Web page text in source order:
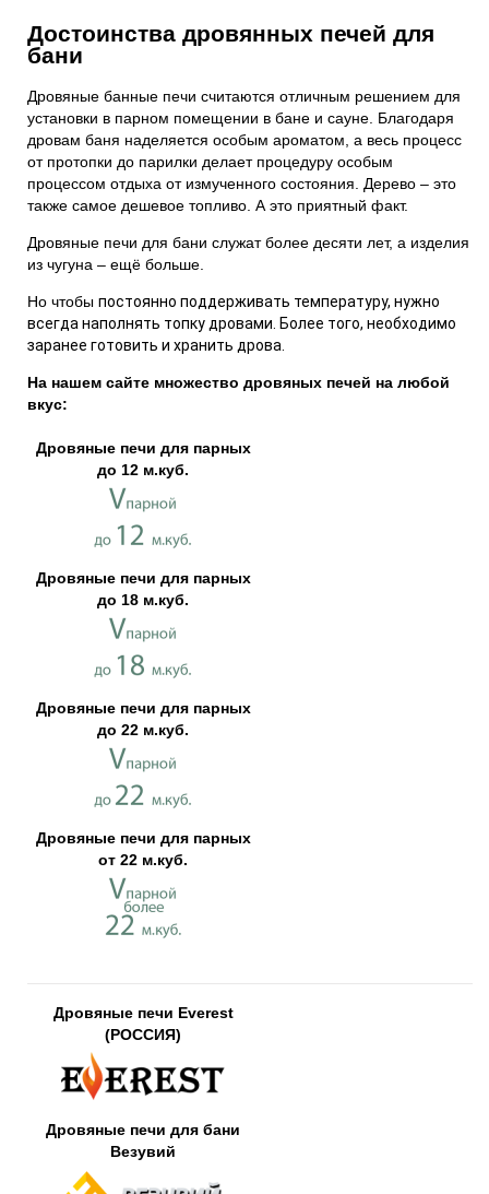
Достоинства дровянных печей для
бани
Дровяные банные печи считаются отличным решением для
установки в парном помещении в бане и сауне. Благодаря
дровам баня наделяется особым ароматом, а весь процесс
от протопки до парилки делает процедуру особым
процессом отдыха от измученного состояния. Дерево – это
также самое дешевое топливо. А это приятный факт.
Дровяные печи для бани служат более десяти лет, а изделия
из чугуна – ещё больше.
Но чтобы постоянно поддерживать температуру, нужно
всегда наполнять топку дровами. Более того, необходимо
заранее готовить и хранить дрова.
На нашем сайте множество дровяных печей на любой
вкус:
Дровяные печи для парных
до 12 м.куб.
Дровяные печи для парных
до 18 м.куб.
Дровяные печи для парных
до 22 м.куб.
Дровяные печи для парных
от 22 м.куб.
Дровяные печи Everest
(РОССИЯ)
Дровяные печи для бани
Везувий